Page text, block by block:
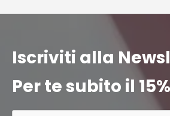
Iscriviti alla
Per te subito il